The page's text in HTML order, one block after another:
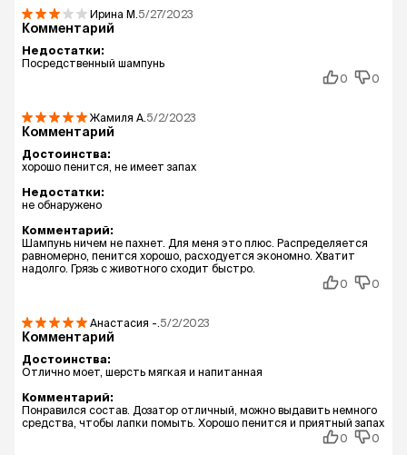
Ирина М. 5/27/2023
Комментарий
Недостатки:
Посредственный шампунь
0
0
Жамиля А. 5/2/2023
Комментарий
Достоинства:
хорошо пенится, не имеет запах
Недостатки:
не обнаружено
Комментарий:
Шампунь ничем не пахнет. Для меня это плюс. Распределяется
равномерно, пенится хорошо, расходуется экономно. Хватит
надолго. Грязь с животного сходит быстро.
0
0
Анастасия -. 5/2/2023
Комментарий
Достоинства:
Отлично моет, шерсть мягкая и напитанная
Комментарий:
Понравился состав. Дозатор отличный, можно выдавить немного
средства, чтобы лапки помыть. Хорошо пенится и приятный запах
0
0